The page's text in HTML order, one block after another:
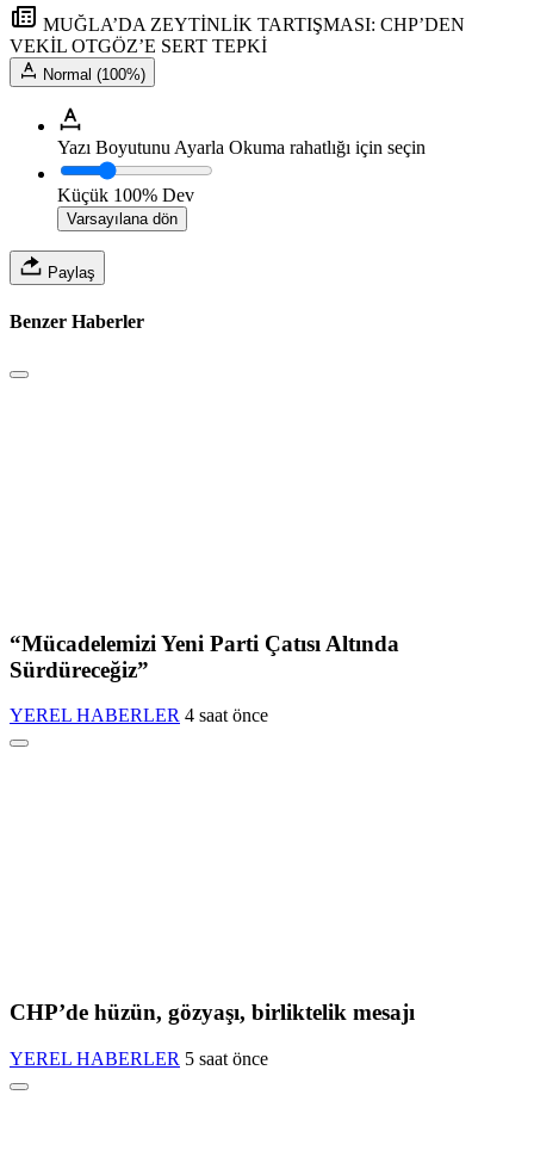
MUĞLA’DA ZEYTİNLİK TARTIŞMASI: CHP’DEN
VEKİL OTGÖZ’E SERT TEPKİ
Normal (100%)
Yazı Boyutunu Ayarla Okuma rahatlığı için seçin
Küçük 100% Dev
Varsayılana dön
Paylaş
Benzer Haberler
“Mücadelemizi Yeni Parti Çatısı Altında
Sürdüreceğiz”
YEREL HABERLER 4 saat önce
CHP’de hüzün, gözyaşı, birliktelik mesajı
YEREL HABERLER 5 saat önce